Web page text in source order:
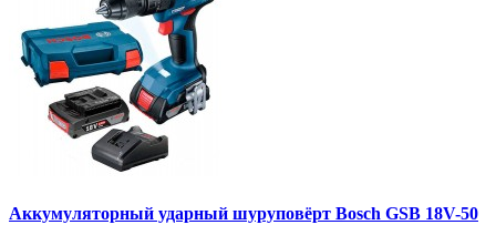
Аккумуляторный ударный шуруповёрт Bosch GSB 18V-50